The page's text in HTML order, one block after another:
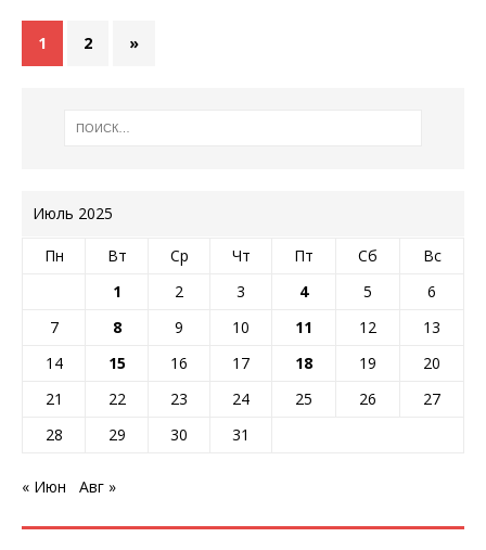
1 2 »
Июль 2025
Пн Вт Ср Чт Пт Сб
Вс
1
2 3 4 5
6
7
8 9 10 11 12
13
14
15 16 17 18 19
20
21
22 23 24 25 26
27
28
29 30 31
« Июн Авг »